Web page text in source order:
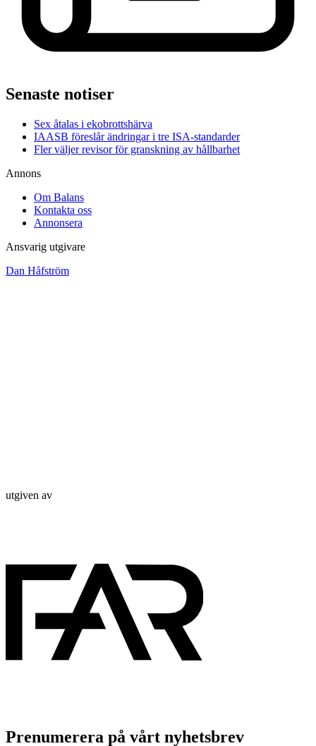
Senaste notiser
Sex åtalas i ekobrottshärva
IAASB föreslår ändringar i tre ISA-standarder
Fler väljer revisor för granskning av hållbarhet
Annons
Om Balans
Kontakta oss
Annonsera
Ansvarig utgivare
Dan Håfström
utgiven av
Prenumerera på vårt nyhetsbrev